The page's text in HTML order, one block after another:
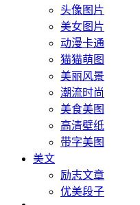
头像图片
美女图片
动漫卡通
猫猫萌图
美丽风景
潮流时尚
美食美图
高清壁纸
带字美图
美文
励志文章
优美段子